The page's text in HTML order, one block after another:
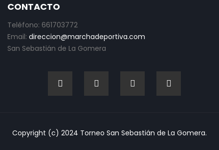
CONTACTO
Teléfono: 661703772
Email: direccion@marchadeportiva.com
San Sebastián de La Gomera
Copyright (c) 2024 Torneo San Sebastián de La Gomera.